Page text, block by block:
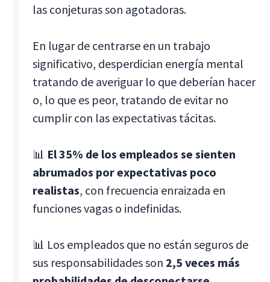
las conjeturas son agotadoras.
En lugar de centrarse en un trabajo
significativo, desperdician energía mental
tratando de averiguar lo que deberían hacer
o, lo que es peor, tratando de evitar no
cumplir con las expectativas tácitas.
📊 El 35% de los empleados se sienten
abrumados por expectativas poco
realistas, con frecuencia enraizada en
funciones vagas o indefinidas.
📊 Los empleados que no están seguros de
sus responsabilidades son 2,5 veces más